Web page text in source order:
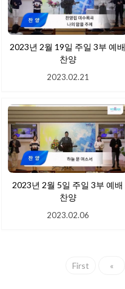
2023년 2월 19일 주일 3부 예배
찬양
2023.02.21
2023년 2월 5일 주일 3부 예배
찬양
2023.02.06
First «